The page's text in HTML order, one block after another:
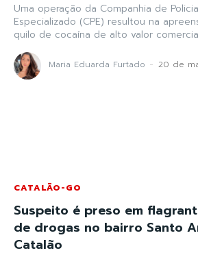
Uma operação da Companhia de
Especializado (CPE) resultou na
quilo de cocaína de alto valor
Maria Eduarda Furtado - 20 de
CATALÃO-GO
Suspeito é preso em
de drogas no bairro Santo
Catalão